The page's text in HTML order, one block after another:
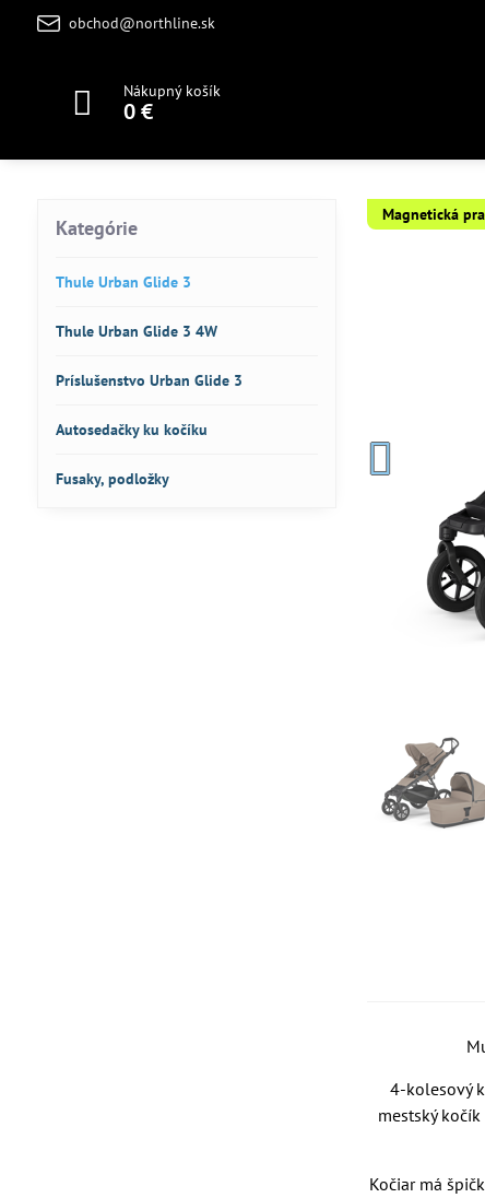
obchod@northline.sk
Nákupný košík
0 €
Magnetická
4-kolesový
mestský
Kočiar má
Kategórie
Thule Urban Glide 3
Thule Urban Glide 3 4W
Príslušenstvo Urban Glide 3
Autosedačky ku kočíku
Fusaky, podložky